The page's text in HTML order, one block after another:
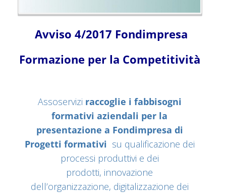
Avviso 4/2017 Fondimpresa
Formazione per la Competitività
Assoservizi raccoglie i fabbisogni
formativi aziendali per la
presentazione a Fondimpresa di
Progetti formativi su qualificazione dei
processi produttivi e dei
prodotti, innovazione
dell’organizzazione, digitalizzazione dei